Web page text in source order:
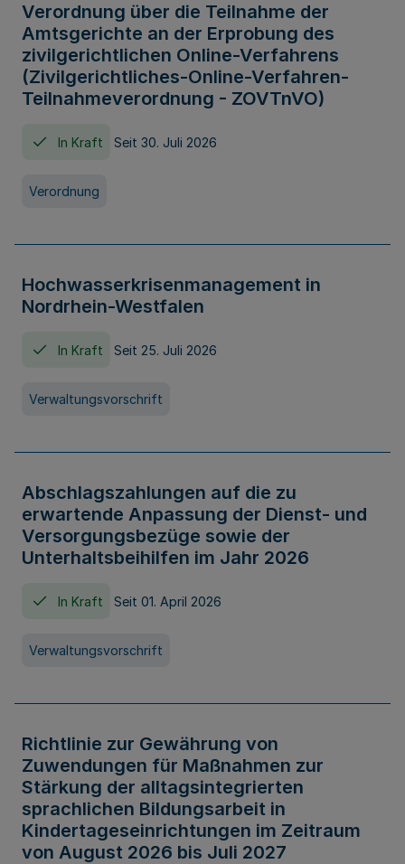
Verordnung über die Teilnahme der
Amtsgerichte an der Erprobung des
zivilgerichtlichen Online-Verfahrens
(Zivilgerichtliches-Online-Verfahren-
Teilnahmeverordnung - ZOVTnVO)
In Kraft Seit 30. Juli 2026
Verordnung
Hochwasserkrisenmanagement in
Nordrhein-Westfalen
In Kraft Seit 25. Juli 2026
Verwaltungsvorschrift
Abschlagszahlungen auf die zu
erwartende Anpassung der Dienst- und
Versorgungsbezüge sowie der
Unterhaltsbeihilfen im Jahr 2026
In Kraft Seit 01. April 2026
Verwaltungsvorschrift
Richtlinie zur Gewährung von
Zuwendungen für Maßnahmen zur
Stärkung der alltagsintegrierten
sprachlichen Bildungsarbeit in
Kindertageseinrichtungen im Zeitraum
von August 2026 bis Juli 2027